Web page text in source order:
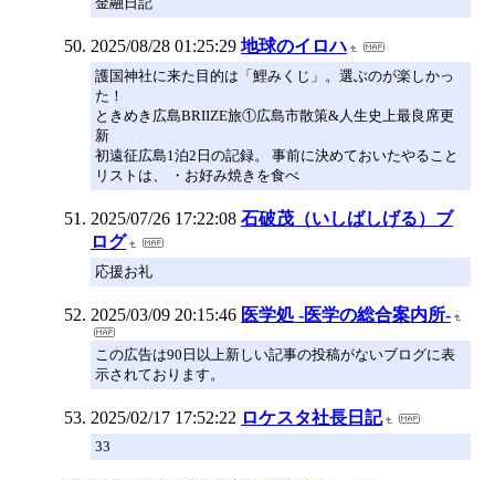
2025/08/28 01:25:29 地球のイロハ
護国神社に来た目的は「鯉みくじ」。選ぶのが楽しかっ
た！
ときめき広島BRIIZE旅①広島市散策&人生史上最良席更
新
初遠征広島1泊2日の記録。 事前に決めておいたやること
リストは、 ・お好み焼きを食べ
2025/07/26 17:22:08 石破茂（いしばしげる）ブ
ログ
応援お礼
2025/03/09 20:15:46 医学処 -医学の総合案内所-
この広告は90日以上新しい記事の投稿がないブログに表
示されております。
2025/02/17 17:52:22 ロケスタ社長日記
33